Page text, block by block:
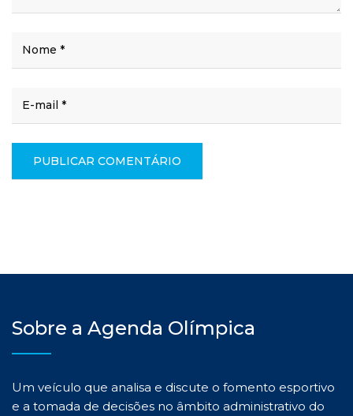
Sobre a Agenda Olímpica
Um veículo que analisa e discute o fomento esportivo
e a tomada de decisões no âmbito administrativo do